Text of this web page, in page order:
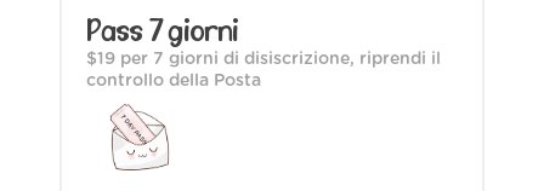
Pass 7 giorni
$19 per 7 giorni di disiscrizione, riprendi il
controllo della Posta